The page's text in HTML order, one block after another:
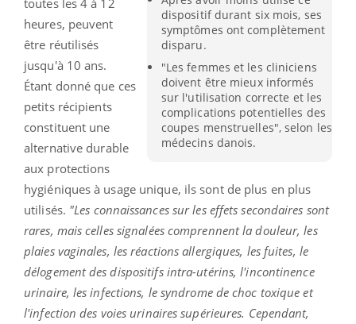
dispositif durant six mois, ses
symptômes ont complètement
disparu.
"Les femmes et les cliniciens
doivent être mieux informés
sur l'utilisation correcte et les
complications potentielles des
coupes menstruelles", selon les
médecins danois.
heures, peuvent
être réutilisés
jusqu'à 10 ans.
Étant donné que ces
petits récipients
constituent une
alternative durable
aux protections
hygiéniques à usage unique, ils sont de plus en plus
utilisés. "Les connaissances sur les effets secondaires sont
rares, mais celles signalées comprennent la douleur, les
plaies vaginales, les réactions allergiques, les fuites, le
délogement des dispositifs intra-utérins, l'incontinence
urinaire, les infections, le syndrome de choc toxique et
l'infection des voies urinaires supérieures. Cependant,